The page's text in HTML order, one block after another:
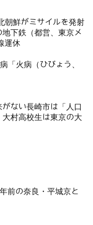
朝鮮がミサイルを発射
下鉄（都営、東京メ
運休
「火病（ひびょう、
がない長崎市は「人口
村高校生は東京の大
前の奈良・平城京と